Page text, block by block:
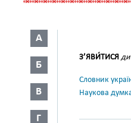
А
Б
В
Г
З’ЯВИ́ТИСЯ
Словник
Наукова